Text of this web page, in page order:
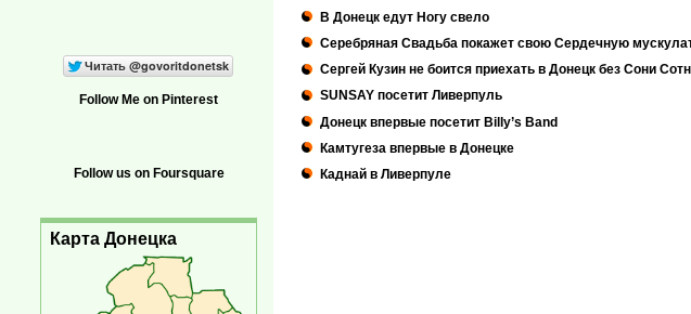
В Донецк едут Ногу свело
Серебряная Свадьба покажет свою Сердечную
Сергей Кузин не боится приехать в Донецк без Сони
SUNSAY посетит Ливерпуль
Донецк впервые посетит Billy’s Band
Камтугеза впервые в Донецке
Каднай в Ливерпуле
Follow Me on Pinterest
Follow us on Foursquare
Карта Донецка